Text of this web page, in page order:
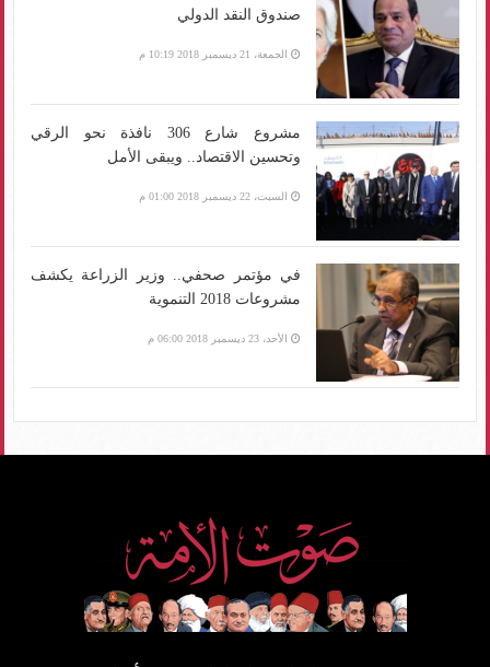
صندوق النقد الدولي
الجمعة، 21 ديسمبر 2018 10:19 م
مشروع شارع 306 نافذة نحو الرقي
وتحسين الاقتصاد.. ويبقى الأمل
السبت، 22 ديسمبر 2018 01:00 م
في مؤتمر صحفي.. وزير الزراعة يكشف
مشروعات 2018 التنموية
الأحد، 23 ديسمبر 2018 06:00 م